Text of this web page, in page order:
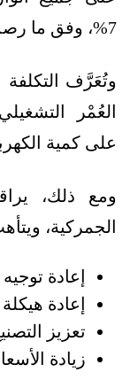
7%، وفق ما رصدته وحدة أبحاث الطاقة.
وتُعَرَّف التكلفة
العُمْر
على كمية
ومع ذلك،
الجمركية،
إعادة
إعادة
تعزيز
زيادة